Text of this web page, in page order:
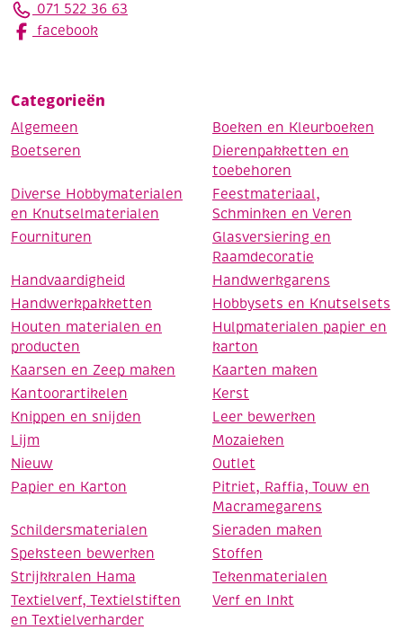
071 522 36 63
facebook
Categorieën
Algemeen
Boeken en Kleurboeken
Boetseren
Dierenpakketten en
toebehoren
Diverse Hobbymaterialen
en Knutselmaterialen
Feestmateriaal,
Schminken en Veren
Fournituren
Glasversiering en
Raamdecoratie
Handvaardigheid
Handwerkgarens
Handwerkpakketten
Hobbysets en Knutselsets
Houten materialen en
producten
Hulpmaterialen papier en
karton
Kaarsen en Zeep maken
Kaarten maken
Kantoorartikelen
Kerst
Knippen en snijden
Leer bewerken
Lijm
Mozaieken
Nieuw
Outlet
Papier en Karton
Pitriet, Raffia, Touw en
Macramegarens
Schildersmaterialen
Sieraden maken
Speksteen bewerken
Stoffen
Strijkkralen Hama
Tekenmaterialen
Textielverf, Textielstiften
en Textielverharder
Verf en Inkt